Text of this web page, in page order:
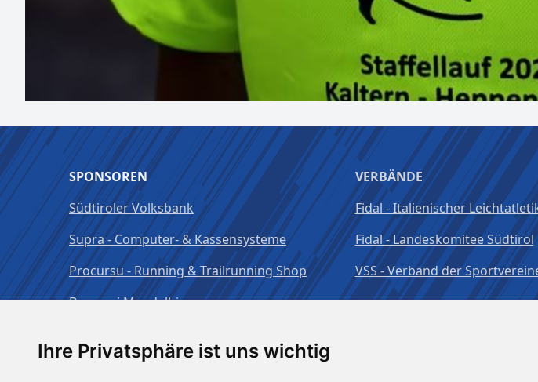
Ihre Privatsphäre ist uns wichtig
SPONSOREN
Südtiroler Volksbank
Supra - Computer- & Kassensysteme
Procursu - Running & Trailrunning Shop
Brauerei Mendelbier
VERBÄNDE
Fidal - Italienischer
Fidal - Landeskomitee Südtirol
VSS - Verband der